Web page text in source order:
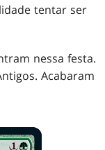
tentar ser
nessa festa.
Acabaram